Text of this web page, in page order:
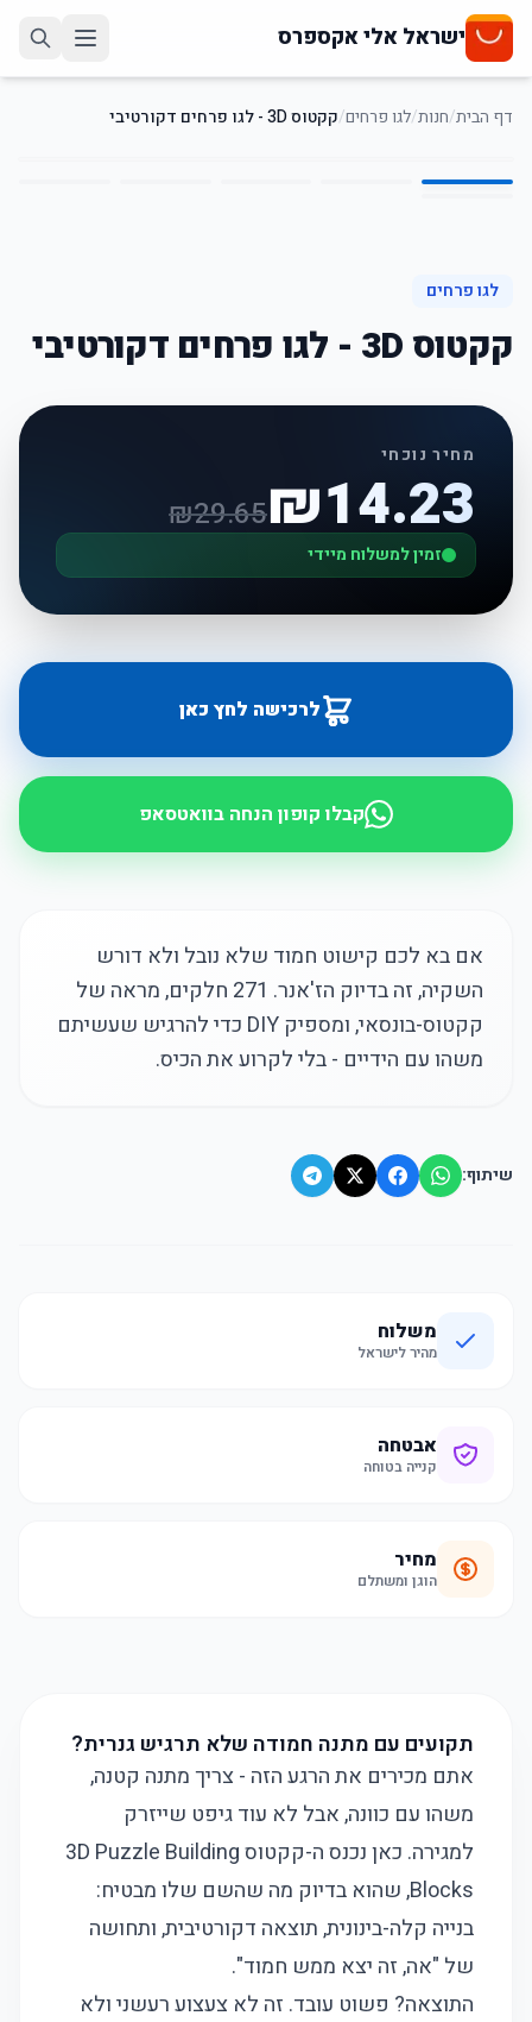
ישראל אלי אקספרס
דף הבית/חנות/לגו פרחים/קקטוס 3D - לגו פרחים דקורטיבי 1
/
6
לגו פרחים
קקטוס 3D - לגו פרחים דקורטיבי
מחיר נוכחי
₪14.23
₪29.65
זמין למשלוח מיידי
לרכישה לחץ כאן
קבלו קופון הנחה בוואטסאפ
אם בא לכם קישוט חמוד שלא נובל ולא דורש
השקיה, זה בדיוק הז'אנר. 271 חלקים, מראה של
קקטוס-בונסאי, ומספיק DIY כדי להרגיש שעשיתם
משהו עם הידיים - בלי לקרוע את הכיס.
שיתוף:
משלוח
מהיר לישראל
אבטחה
קנייה בטוחה
מחיר
הוגן ומשתלם
תקועים עם מתנה חמודה שלא תרגיש גנרית?
אתם מכירים את הרגע הזה - צריך מתנה קטנה,
משהו עם כוונה, אבל לא עוד גיפט שייזרק
למגירה. כאן נכנס ה-קקטוס 3D Puzzle Building
Blocks, שהוא בדיוק מה שהשם שלו מבטיח:
בנייה קלה-בינונית, תוצאה דקורטיבית, ותחושה
של "אה, זה יצא ממש חמוד".
התוצאה? פשוט עובד. זה לא צעצוע רעשני ולא